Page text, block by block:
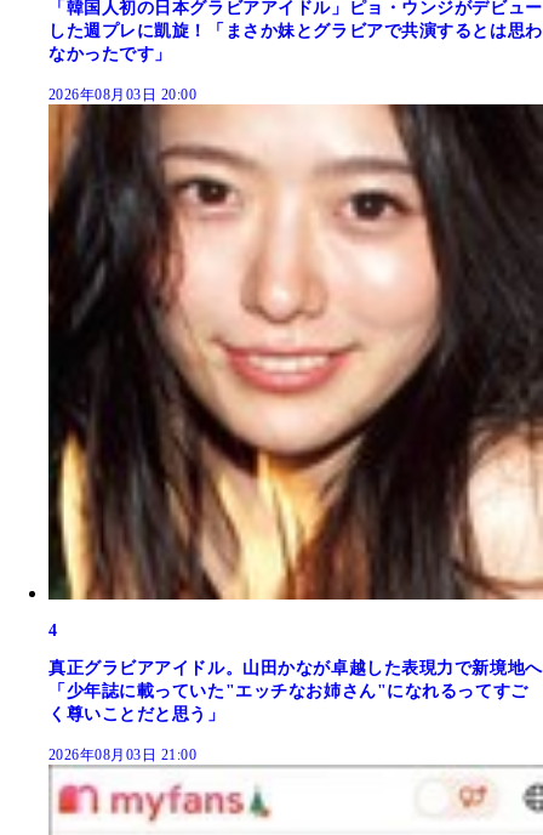
「韓国人初の日本グラビアアイドル」ピョ・ウンジがデビュー
した週プレに凱旋！「まさか妹とグラビアで共演するとは思わ
なかったです」
2026年08月03日 20:00
4
真正グラビアアイドル。山田かなが卓越した表現力で新境地へ
「少年誌に載っていた"エッチなお姉さん"になれるってすご
く尊いことだと思う」
2026年08月03日 21:00